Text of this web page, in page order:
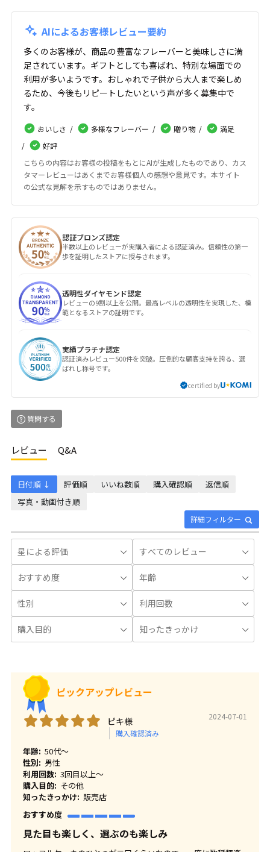
AIによるお客様レビュー要約
多くのお客様が、商品の豊富なフレーバーと美味しさに満
足されています。ギフトとしても喜ばれ、特別な場面での
利用が多いようです。おしゃれで子供から大人まで楽しめ
るため、今後もリピートしたいという声が多く募集中で
す。
おいしさ 多様なフレーバー 贈り物
満足
好評
こちらの内容はお客様の投稿をもとにAIが生成したものであり、カス
タマーレビューはあくまでお客様個人の感想や意見です。本サイト
の公式な見解を示すものではありません。
認証ブロンズ認定
半数以上のレビューが実購入者による認証済み。信頼性の第一
歩を証明したストアに授与されます。
透明性ダイヤモンド認定
レビューの9割以上を公開。最高レベルの透明性を実現した、模
範となるストアの証明です。
実績プラチナ認定
認証済みレビュー500件を突破。圧倒的な顧客支持を誇る、選
ばれし称号です。
certified by
質問する
レビュー Q&A
詳細フィルター
日付順 ↓ 評価順 いいね数順 購入確認順
返信順
写真・動画付き順
ピックアップレビュー
ピキ様
購入確認済み
2024-07-01
年齢: 50代～
性別: 男性
利用回数: 3回目以上～
購入目的: その他
知ったきっかけ: 販売店
おすすめ度
見た目も楽しく、選ぶのも楽しみ